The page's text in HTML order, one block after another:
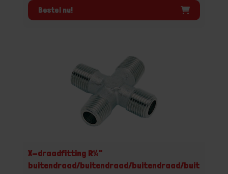
Bestel nu!
X-draadfitting R¼"
buitendraad/buitendraad/buitendraad/